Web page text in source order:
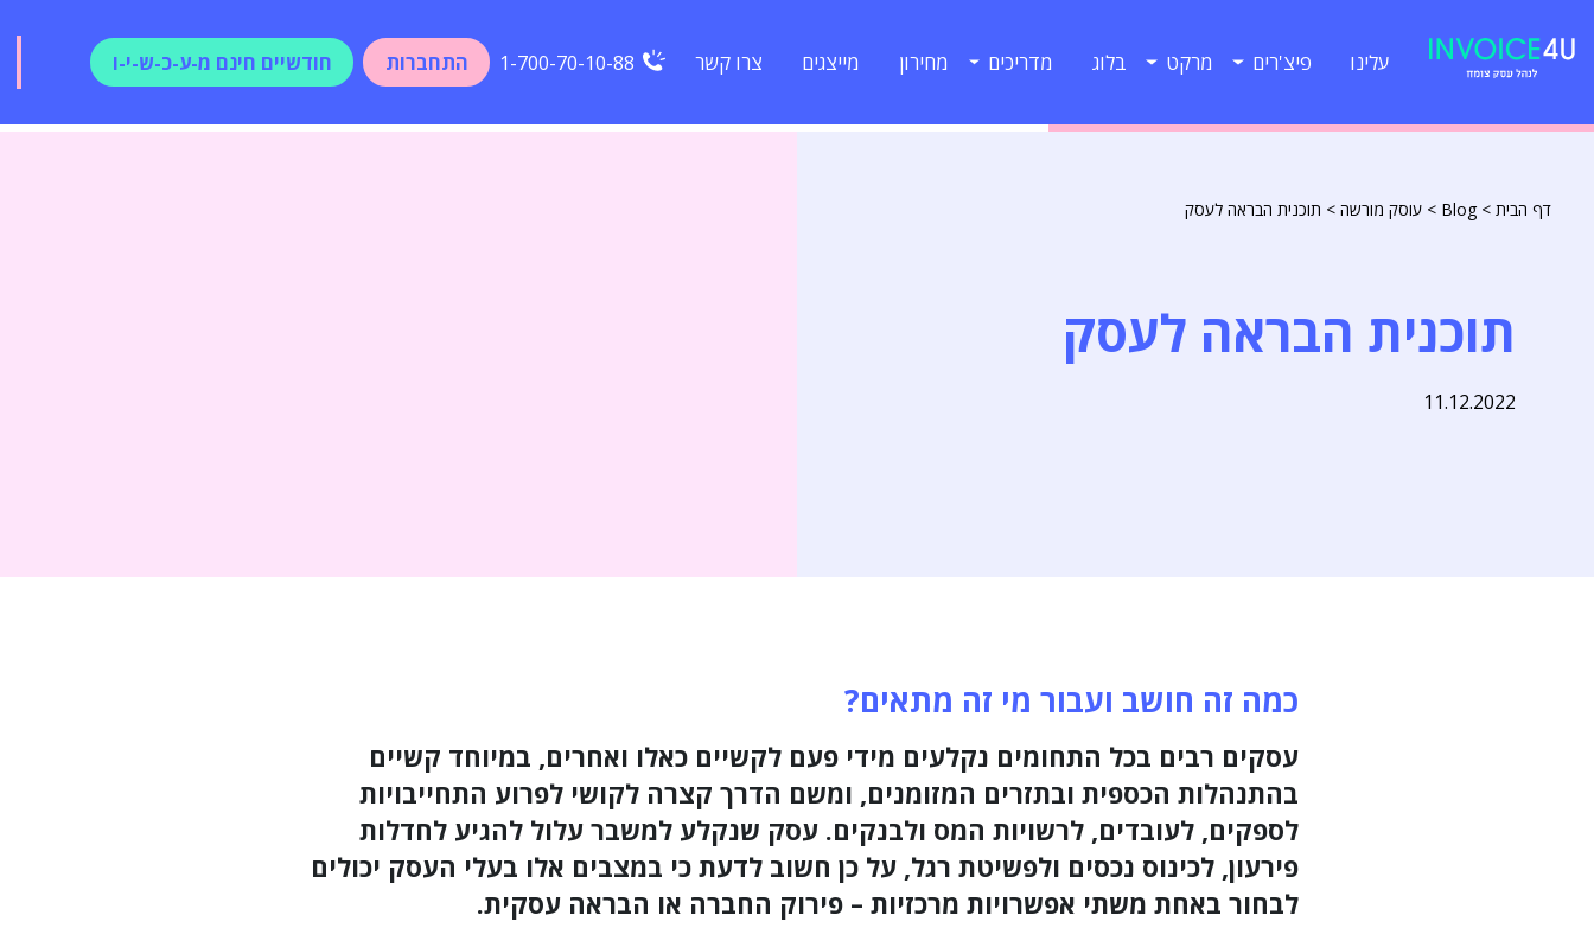
עלינו פיצ'רים מרקט בלוג מדריכים מחירון מייצגים צרו קשר 1-700-70-10-88 התחברות חודשיים חינם מ-ע-כ-ש-י-ו
דף הבית >
Blog
> עוסק מורשה > תוכנית הבראה לעסק
תוכנית הבראה לעסק
11.12.2022
כמה זה חושב ועבור מי זה מתאים?
עסקים רבים בכל התחומים נקלעים מידי פעם לקשיים כאלו ואחרים, במיוחד קשיים
בהתנהלות הכספית ובתזרים המזומנים, ומשם הדרך קצרה לקושי לפרוע התחייבויות
לספקים, לעובדים, לרשויות המס ולבנקים. עסק שנקלע למשבר עלול להגיע לחדלות
פירעון, לכינוס נכסים ולפשיטת רגל, על כן חשוב לדעת כי במצבים אלו בעלי העסק יכולים
לבחור באחת משתי אפשרויות מרכזיות – פירוק החברה או הבראה עסקית.